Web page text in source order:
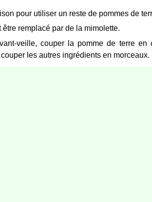
pour utiliser un reste de pommes de
être remplacé par de la mimolette.
veille, couper la pomme de terre
les autres ingrédients en